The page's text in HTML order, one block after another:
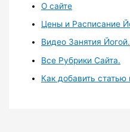
О сайте
Цены и Расписание
Видео Занятия Йогой.
Все Рубрики Сайта.
Как добавить